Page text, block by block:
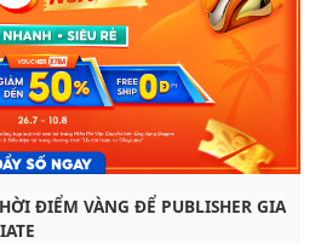
ĐIỂM VÀNG ĐỂ PUBLISHER GIA